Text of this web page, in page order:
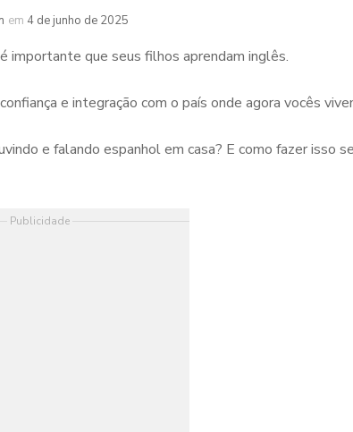
em 4 de junho de 2025
importante que seus filhos aprendam inglês.
e integração com o país onde agora vocês
e falando espanhol em casa? E como fazer isso
Publicidade